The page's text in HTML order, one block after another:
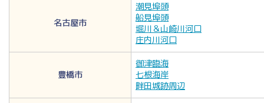
名古屋市
潮見埠頭
船見埠頭
堀川＆山崎川河口
庄内川河口
豊橋市
御津臨海
七根海岸
畔田城跡周辺